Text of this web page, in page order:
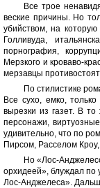
Все трое
веские причины. Но
убийством, на
Голливуда,
порнография,
Мерзкого и кроваво-
мерзавцы
По стилистике
Все сухо, емко,
вырезки из газет. В
персонажи,
удивительно, что по
Пирсом, Расселом
Но «Лос-
орхидеей», блуждал по
Лос-Анджелеса».